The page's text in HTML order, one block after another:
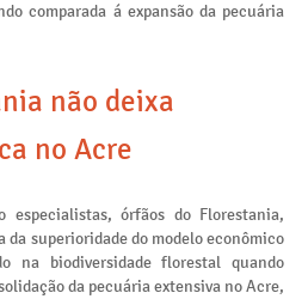
comparada á expansão da pecuária
não deixa
no Acre
especialistas, órfãos do Florestania,
da superioridade do modelo econômico
na biodiversidade florestal quando
da pecuária extensiva no Acre,